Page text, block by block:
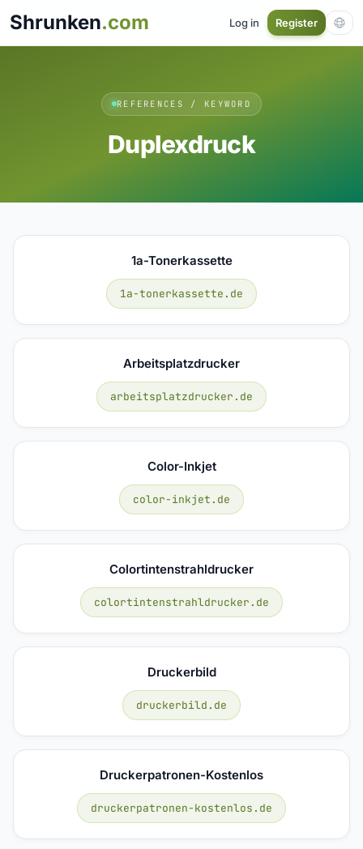
Shrunken.com Log in Register
REFERENCES / KEYWORD
Duplexdruck
1a-Tonerkassette
1a-tonerkassette.de
Arbeitsplatzdrucker
arbeitsplatzdrucker.de
Color-Inkjet
color-inkjet.de
Colortintenstrahldrucker
colortintenstrahldrucker.de
Druckerbild
druckerbild.de
Druckerpatronen-Kostenlos
druckerpatronen-kostenlos.de